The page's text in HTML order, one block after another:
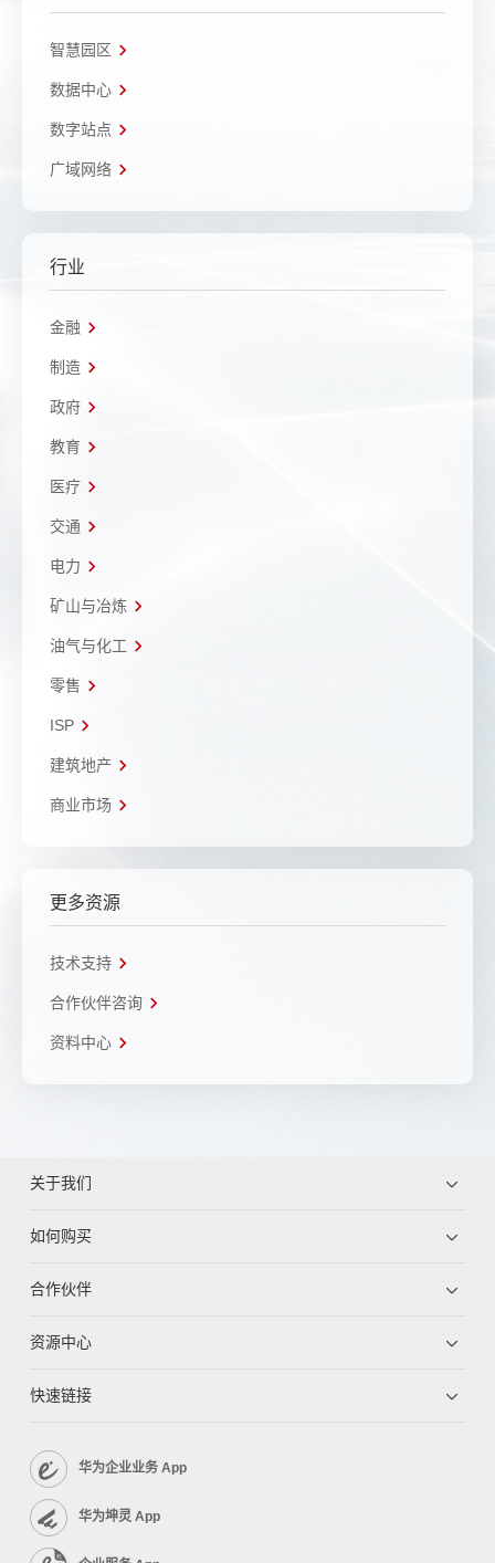
智慧园区
数据中心
数字站点
广域网络
行业
金融
制造
政府
教育
医疗
交通
电力
矿山与冶炼
油气与化工
零售
ISP
建筑地产
商业市场
更多资源
技术支持
合作伙伴咨询
资料中心
关于我们
如何购买
合作伙伴
资源中心
快速链接
华为企业业务 App
华为坤灵 App